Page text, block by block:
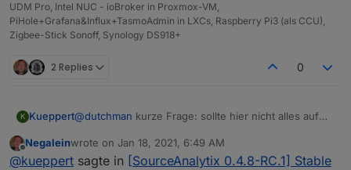
UDM Pro, Intel NUC - ioBroker in Proxmox-VM,
PiHole+Grafana&Influx+TasmoAdmin in LXCs, Raspberry Pi3 (als CCU),
Zigbee-Stick Sonoff, Synology DS918+
2 Replies 0
K Kueppert@dutchman kurze Frage: sollte hier nicht alles auf
Offline
Negaleinwrote on Jan 18, 2021, 6:49 AM
last edited by
@kueppert sagte in [SourceAnalytix 0.4.8-RC.1] Stable